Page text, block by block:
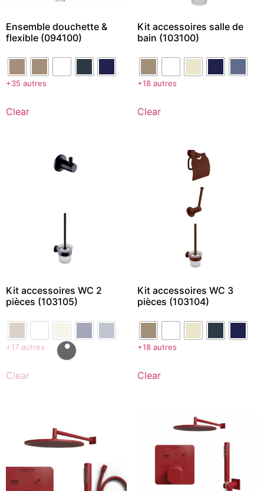
Ensemble douchette &
flexible (094100)
+35 autres
Clear
Kit accessoires salle de
bain (103100)
+18 autres
Clear
Kit accessoires WC 2
pièces (103105)
+17 autres
Clear
Kit accessoires WC 3
pièces (103104)
+18 autres
Clear